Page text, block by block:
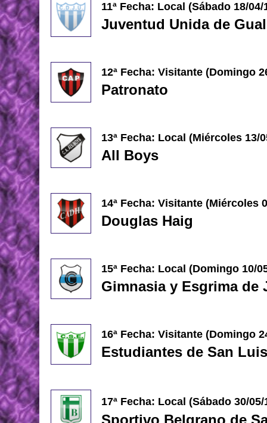
11ª Fecha: Local (Sábado 18/
Juventud Unida de
12ª Fecha: Visitante (Domingo
Patronato
13ª Fecha: Local (Miércoles 13/
All Boys
14ª Fecha: Visitante (Miércoles
Douglas Haig
15ª Fecha: Local (Domingo 10/
Gimnasia y Esgrima de
16ª Fecha: Visitante (Domingo
Estudiantes de San Luis
17ª Fecha: Local (Sábado 30/